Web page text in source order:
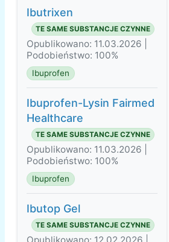
Ibutrixen
TE SAME SUBSTANCJE CZYNNE
Opublikowano: 11.03.2026 |
Podobieństwo: 100%
Ibuprofen
Ibuprofen-Lysin Fairmed
Healthcare
TE SAME SUBSTANCJE CZYNNE
Opublikowano: 11.03.2026 |
Podobieństwo: 100%
Ibuprofen
Ibutop Gel
TE SAME SUBSTANCJE CZYNNE